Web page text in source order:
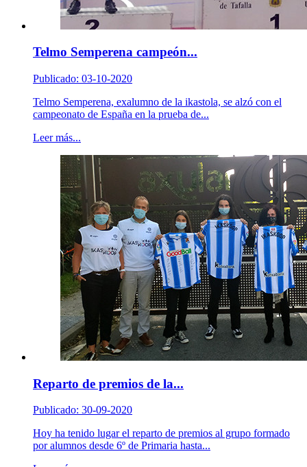
Telmo Semperena campeón...
Publicado: 03-10-2020
Telmo Semperena, exalumno de la ikastola, se alzó con el
campeonato de España en la prueba de...
Leer más...
Reparto de premios de la...
Publicado: 30-09-2020
Hoy ha tenido lugar el reparto de premios al grupo formado
por alumnos desde 6º de Primaria hasta...